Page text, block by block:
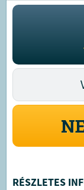
RÉSZLETES